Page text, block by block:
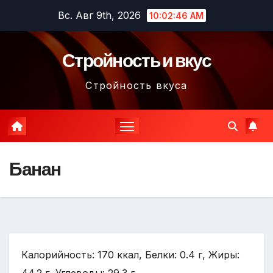
содержимому
Вс. Авг 9th, 2026 10:02:47 AM
Стройность и вкус
Стройность вкуса
Банан
Калорийность: 170 ккал, Белки: 0.4 г, Жиры: